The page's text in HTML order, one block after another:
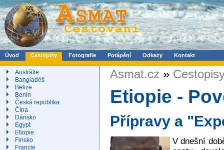
Úvod Cestopisy Fotografie Potápění Odkazy Kontakt
Austrálie
Bangladéš
Belize
Benin
Česká republika
Čína
Dánsko
Egypt
Etiopie
Finsko
Francie
Asmat.cz »
Etiopie -
Přípravy a
V dnešní